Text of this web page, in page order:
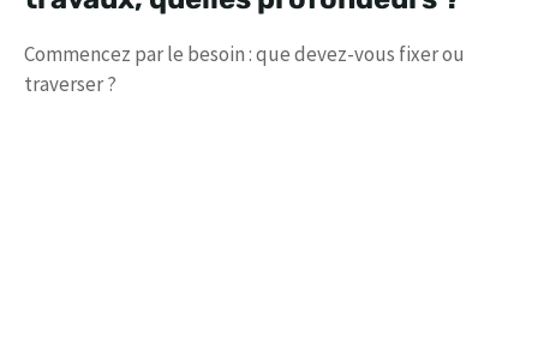
Commencez par le besoin : que devez-vous fixer ou
traverser ?